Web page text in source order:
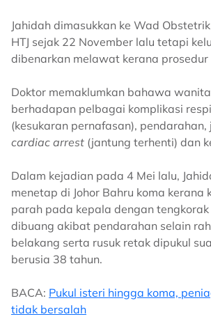
Jahidah dimasukkan ke Wad
HTJ sejak 22 November lalu tetapi
dibenarkan melawat kerana
Doktor memaklumkan bahawa
berhadapan pelbagai komplikasi
(kesukaran pernafasan),
cardiac arrest (jantung terhenti) dan
Dalam kejadian pada 4 Mei lalu,
menetap di Johor Bahru koma kerana
parah pada kepala dengan
dibuang akibat pendarahan selain
belakang serta rusuk retak dipukul
berusia 38 tahun.
BACA: Pukul isteri hingga koma,
tidak bersalah